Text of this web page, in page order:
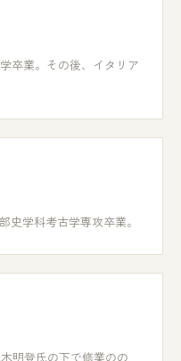
卒業。その後、イタリア
史学科考古学専攻卒業。
明登氏の下で修業のの